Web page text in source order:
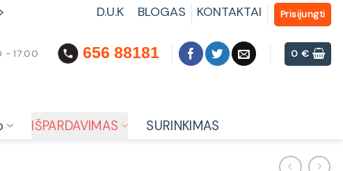
D.U.K BLOGAS KONTAKTAI Prisijungti
- 17:00 656 88181 0€
IŠPARDAVIMAS SURINKIMAS